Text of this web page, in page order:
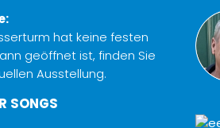
hat keine festen
geöffnet ist, finden Sie
Ausstellung.
SONGS